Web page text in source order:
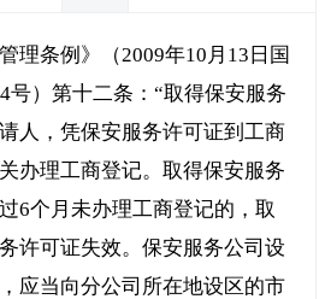
理条例》（2009年10月13日国
号）第十二条：“取得保安服务
人，凭保安服务许可证到工商
办理工商登记。取得保安服务
6个月未办理工商登记的，取
许可证失效。保安服务公司设
应当向分公司所在地设区的市